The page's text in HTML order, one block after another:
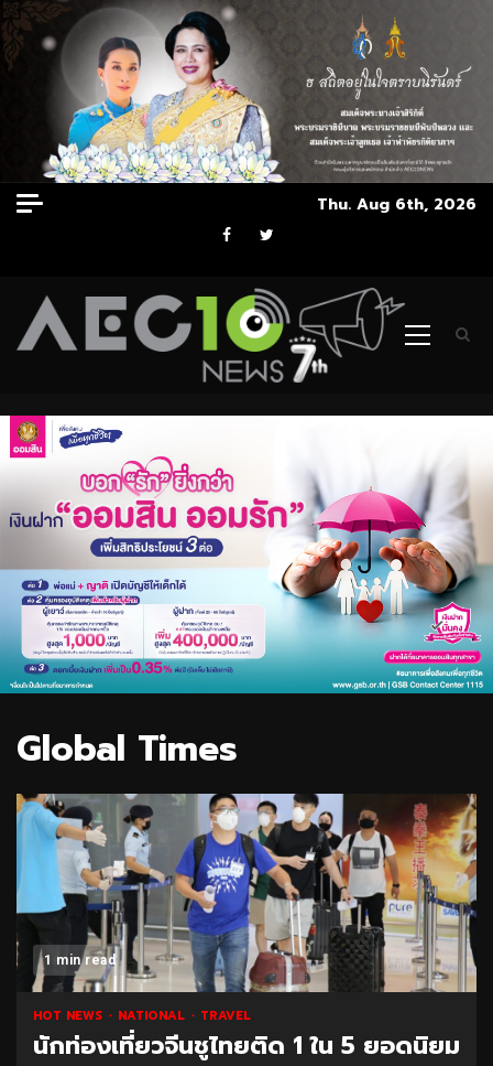
Skip
to
Thu. Aug 6th, 2026
Facebook
Twitter
Primary
Global Times
1 min read
HOT NEWS NATIONAL TRAVEL
นักท่องเที่ยวจีนชูไทยติด 1 ใน 5 ยอดนิยม